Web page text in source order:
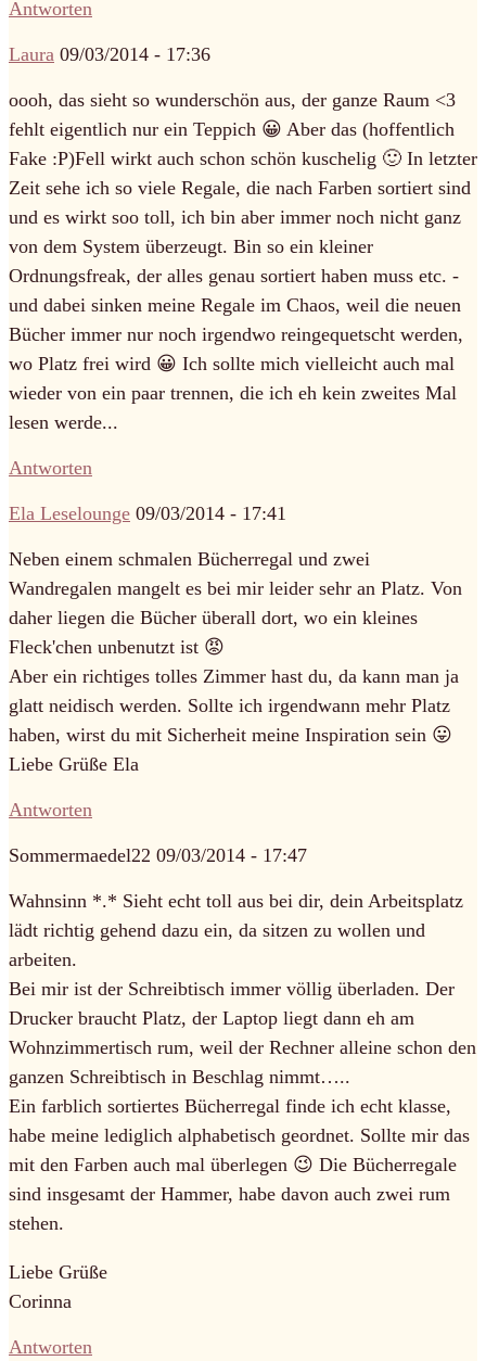
Antworten
Laura 09/03/2014 - 17:36
oooh, das sieht so wunderschön aus, der ganze Raum <3
fehlt eigentlich nur ein Teppich 😀 Aber das (hoffentlich
Fake :P)Fell wirkt auch schon schön kuschelig 🙂 In letzter
Zeit sehe ich so viele Regale, die nach Farben sortiert sind
und es wirkt soo toll, ich bin aber immer noch nicht ganz
von dem System überzeugt. Bin so ein kleiner
Ordnungsfreak, der alles genau sortiert haben muss etc. -
und dabei sinken meine Regale im Chaos, weil die neuen
Bücher immer nur noch irgendwo reingequetscht werden,
wo Platz frei wird 😀 Ich sollte mich vielleicht auch mal
wieder von ein paar trennen, die ich eh kein zweites Mal
lesen werde...
Antworten
Ela Leselounge 09/03/2014 - 17:41
Neben einem schmalen Bücherregal und zwei
Wandregalen mangelt es bei mir leider sehr an Platz. Von
daher liegen die Bücher überall dort, wo ein kleines
Fleck'chen unbenutzt ist 😡
Aber ein richtiges tolles Zimmer hast du, da kann man ja
glatt neidisch werden. Sollte ich irgendwann mehr Platz
haben, wirst du mit Sicherheit meine Inspiration sein 😛
Liebe Grüße Ela
Antworten
Sommermaedel22 09/03/2014 - 17:47
Wahnsinn *.* Sieht echt toll aus bei dir, dein Arbeitsplatz
lädt richtig gehend dazu ein, da sitzen zu wollen und
arbeiten.
Bei mir ist der Schreibtisch immer völlig überladen. Der
Drucker braucht Platz, der Laptop liegt dann eh am
Wohnzimmertisch rum, weil der Rechner alleine schon den
ganzen Schreibtisch in Beschlag nimmt…..
Ein farblich sortiertes Bücherregal finde ich echt klasse,
habe meine lediglich alphabetisch geordnet. Sollte mir das
mit den Farben auch mal überlegen 😉 Die Bücherregale
sind insgesamt der Hammer, habe davon auch zwei rum
stehen.
Liebe Grüße
Corinna
Antworten